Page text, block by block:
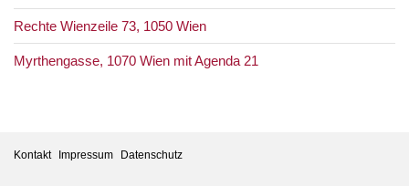
Rechte Wienzeile 73, 1050 Wien
Myrthengasse, 1070 Wien mit Agenda 21
Kontakt Impressum Datenschutz